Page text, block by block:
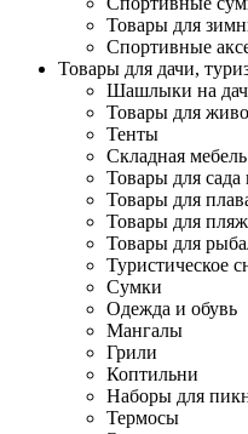
Товары для
Спортивные
Товары для дачи,
Шашлыки на
Товары для
Тенты
Складная мебель
Товары для сада
Товары для
Товары для
Товары для
Туристическое
Сумки
Одежда и обувь
Мангалы
Грили
Коптильни
Наборы для
Термосы